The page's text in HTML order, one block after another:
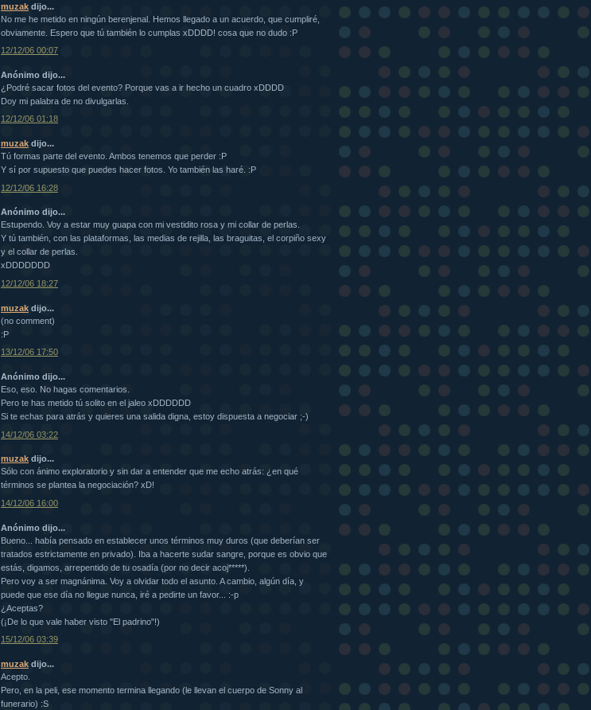
muzak dijo...
No me he metido en ningún berenjenal. Hemos llegado a un acuerdo, que cumpliré,
obviamente. Espero que tú también lo cumplas xDDDD! cosa que no dudo :P
12/12/06 00:07
Anónimo dijo...
¿Podré sacar fotos del evento? Porque vas a ir hecho un cuadro xDDDD
Doy mi palabra de no divulgarlas.
12/12/06 01:18
muzak dijo...
Tú formas parte del evento. Ambos tenemos que perder :P
Y sí por supuesto que puedes hacer fotos. Yo también las haré. :P
12/12/06 16:28
Anónimo dijo...
Estupendo. Voy a estar muy guapa con mi vestidito rosa y mi collar de perlas.
Y tú también, con las plataformas, las medias de rejilla, las braguitas, el corpiño sexy
y el collar de perlas.
xDDDDDDD
12/12/06 18:27
muzak dijo...
(no comment)
:P
13/12/06 17:50
Anónimo dijo...
Eso, eso. No hagas comentarios.
Pero te has metido tú solito en el jaleo xDDDDDD
Si te echas para atrás y quieres una salida digna, estoy dispuesta a negociar ;-)
14/12/06 03:22
muzak dijo...
Sólo con ánimo exploratorio y sin dar a entender que me echo atrás: ¿en qué
términos se plantea la negociación? xD!
14/12/06 16:00
Anónimo dijo...
Bueno... había pensado en establecer unos términos muy duros (que deberían ser
tratados estrictamente en privado). Iba a hacerte sudar sangre, porque es obvio que
estás, digamos, arrepentido de tu osadía (por no decir acoj*****).
Pero voy a ser magnánima. Voy a olvidar todo el asunto. A cambio, algún día, y
puede que ese día no llegue nunca, iré a pedirte un favor... :-p
¿Aceptas?
(¡De lo que vale haber visto "El padrino"!)
15/12/06 03:39
muzak dijo...
Acepto.
Pero, en la peli, ese momento termina llegando (le llevan el cuerpo de Sonny al
funerario) :S